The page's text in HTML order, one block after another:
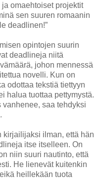
omaehtoiset projektit
sen suuren romaanin
deadlinen!”
opintojen suurin
deadlineja niitä
johon mennessä
novelli. Kun on
odottaa tekstiä tiettyyn
halua tuottaa pettymystä.
saa tehdyksi
kirjailijaksi ilman, että hän
itse itselleen. On
niin suuri nautinto, että
He lienevät kuitenkin
heillekään tuota